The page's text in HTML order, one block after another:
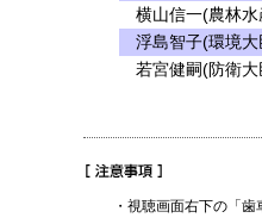
横山信一(農林水
浮島智子(環境大
若宮健嗣(防衛大
・視聴画面右下の「